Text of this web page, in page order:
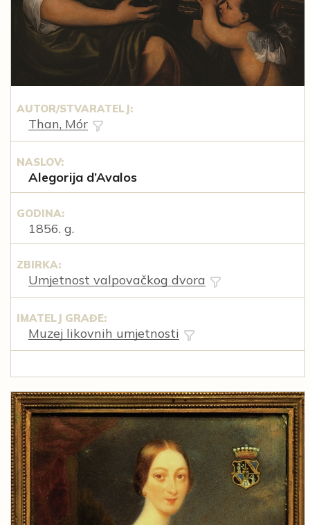
AUTOR/STVARATELJ:
Than, Mór
NASLOV:
Alegorija d’Avalos
GODINA:
1856. g.
ZBIRKA:
Umjetnost valpovačkog dvora
IMATELJ GRAĐE:
Muzej likovnih umjetnosti